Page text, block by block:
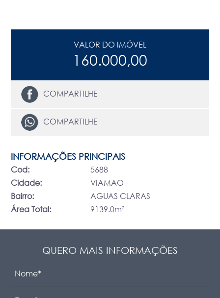
VALOR DO IMÓVEL
160.000,00
COMPARTILHE
COMPARTILHE
INFORMAÇÕES PRINCIPAIS
Cod:
5688
Cidade:
VIAMAO
Bairro:
AGUAS CLARAS
Área Total:
9139.0m²
QUERO MAIS INFORMAÇÕES